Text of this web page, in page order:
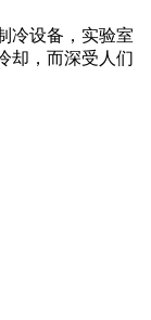
冷设备，实验室
却，而深受人们